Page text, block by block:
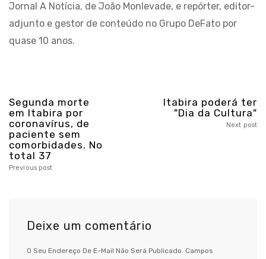
Jornal A Notícia, de João Monlevade, e repórter, editor-
adjunto e gestor de conteúdo no Grupo DeFato por
quase 10 anos.
Segunda morte
em Itabira por
coronavírus, de
paciente sem
comorbidades. No
total 37
Previous post
Itabira poderá ter
"Dia da Cultura"
Next post
Deixe um comentário
O Seu Endereço De E-Mail Não Será Publicado. Campos